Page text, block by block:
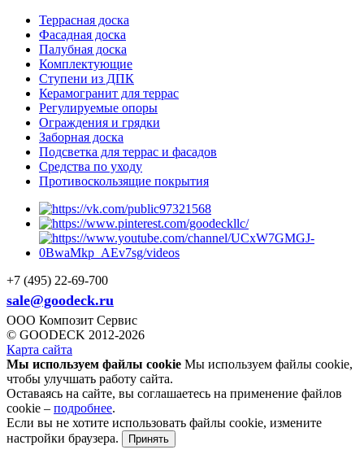
Террасная доска
Фасадная доска
Палубная доска
Комплектующие
Ступени из ДПК
Керамогранит для террас
Регулируемые опоры
Ограждения и грядки
Заборная доска
Подсветка для террас и фасадов
Средства по уходу
Противоскользящие покрытия
+7 (495) 22-69-700
sale@goodeck.ru
ООО Композит Сервис
© GOODECK 2012-2026
Карта сайта
Мы используем файлы cookie Мы используем файлы cookie,
чтобы улучшать работу сайта.
Оставаясь на сайте, вы соглашаетесь на применение файлов
cookie – подробнее.
Если вы не хотите использовать файлы cookie, измените
настройки браузера.
Принять